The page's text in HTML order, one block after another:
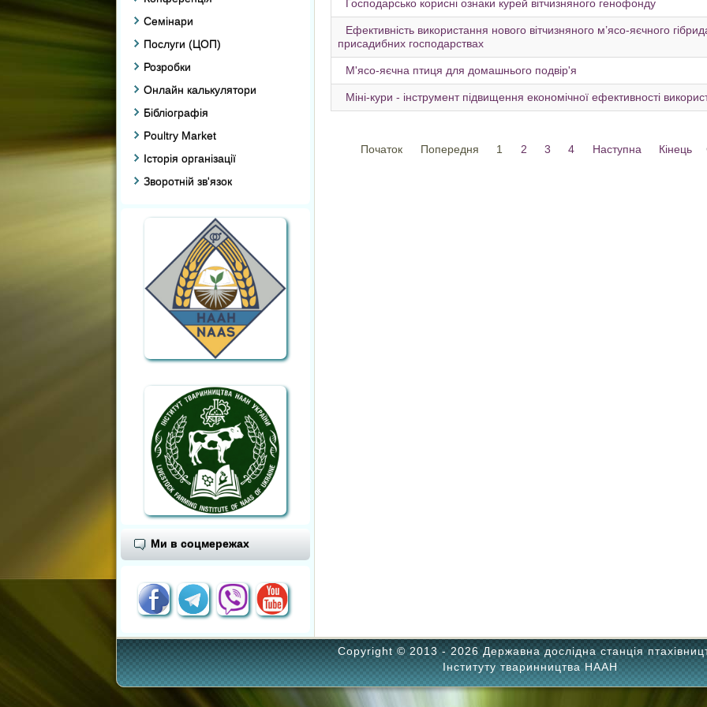
Семінари
Послуги (ЦОП)
Розробки
Онлайн калькулятори
Бібліографія
Poultry Market
Історія організації
Зворотній зв'язок
Ми в соцмережах
Господарсько корисні ознаки курей вітчизняного генофонду
Ефективність використання нового вітчизняного м’ясо-яєчного
присадибних господарствах
М'ясо-яєчна птиця для домашнього подвір'я
Міні-кури - інструмент підвищення економічної ефективності
Початок Попередня 1 2 3 4 Наступна Кінець
Copyright © 2013 - 2026 Державна дослідна станція
Інституту тваринництва НААН